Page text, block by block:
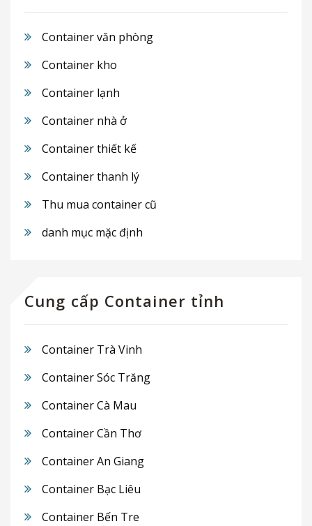
Container văn phòng
Container kho
Container lạnh
Container nhà ở
Container thiết kế
Container thanh lý
Thu mua container cũ
danh mục mặc định
Cung cấp Container tỉnh
Container Trà Vinh
Container Sóc Trăng
Container Cà Mau
Container Cần Thơ
Container An Giang
Container Bạc Liêu
Container Bến Tre